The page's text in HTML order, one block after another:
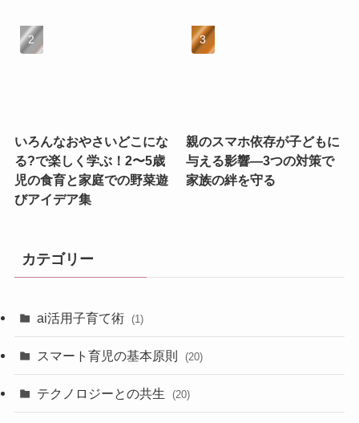
いろんなおやさいどこにな
る?で楽しく学ぶ！2〜5歳
児の食育と家庭での野菜遊
びアイデア集
親のスマホ依存が子どもに
与える影響—3つの対策で
家族の絆を守る
カテゴリー
ai活用子育て術 (1)
スマート育児の基本原則 (20)
テクノロジーとの共生 (20)